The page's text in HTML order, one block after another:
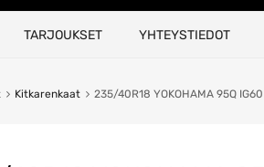
TARJOUKSET YHTEYSTIEDOT
Kitkarenkaat 235/40R18 YOKOHAMA 95Q IG60